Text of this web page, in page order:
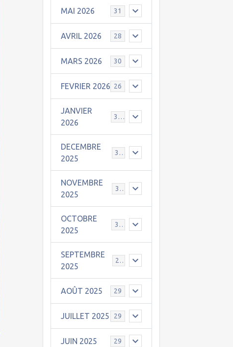
MAI 2026 31
AVRIL 2026 28
MARS 2026 30
FEVRIER 2026 26
JANVIER
2026
31
DECEMBRE
2025
30
NOVEMBRE
2025
30
OCTOBRE
2025
31
SEPTEMBRE
2025
25
AOÛT 2025 29
JUILLET 2025 29
JUIN 2025 29